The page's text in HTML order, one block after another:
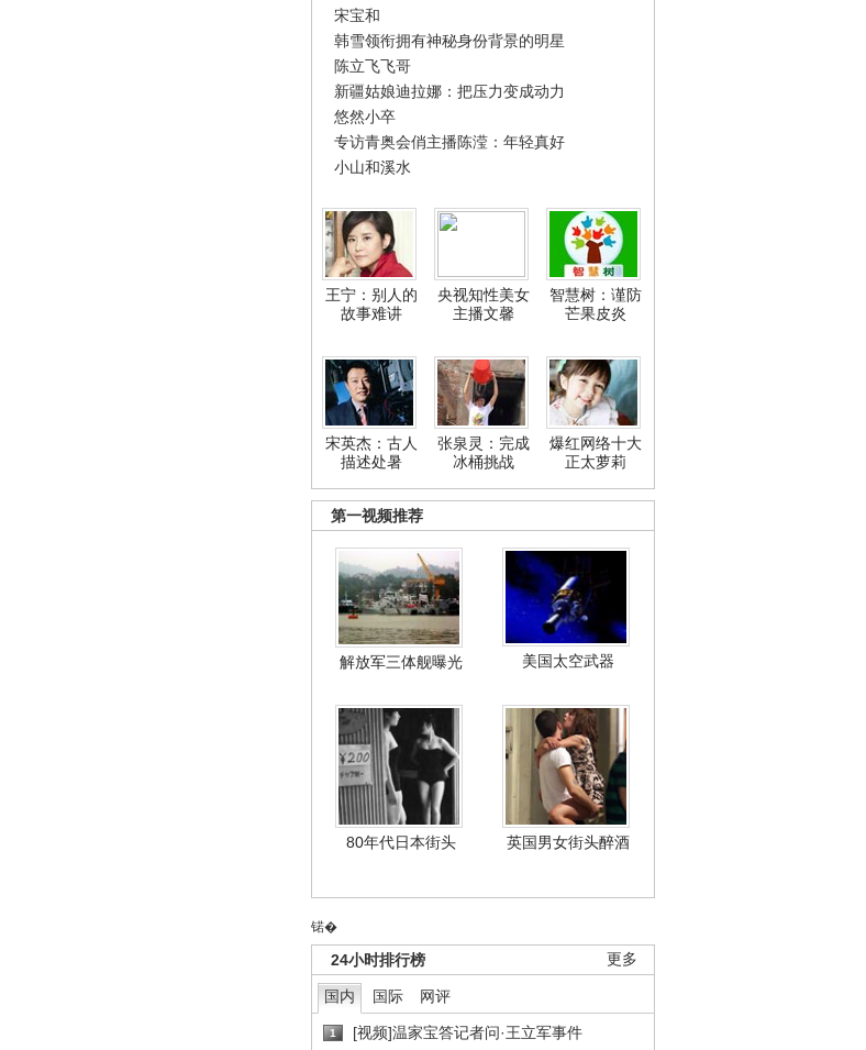
宋宝和
韩雪领衔拥有神秘身份背景的明星
陈立飞飞哥
新疆姑娘迪拉娜：把压力变成动力
悠然小卒
专访青奥会俏主播陈滢：年轻真好
小山和溪水
王宁：别人的
故事难讲
央视知性美女
主播文馨
智慧树：谨防
芒果皮炎
宋英杰：古人
描述处暑
张泉灵：完成
冰桶挑战
爆红网络十大
正太萝莉
第一视频推荐
解放军三体舰曝光 美国太空武器
80年代日本街头 英国男女街头醉酒
锘�
更多
24小时排行榜
国内 国际 网评
1 [视频]温家宝答记者问·王立军事件